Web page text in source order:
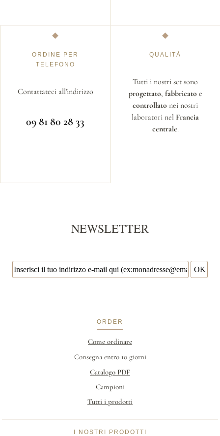
ORDINE PER
TELEFONO
Contattateci all'indirizzo
09 81 80 28 33
QUALITÀ
Tutti i nostri set sono
progettato, fabbricatoe
controllato nei nostri
laboratori nel Francia
centrale.
NEWSLETTER
ORDER
Come ordinare
Consegna entro 10 giorni
Catalogo PDF
Campioni
Tutti i prodotti
I NOSTRI PRODOTTI